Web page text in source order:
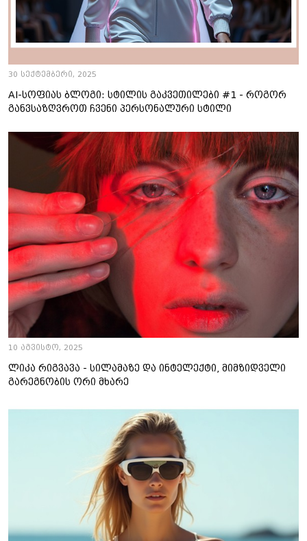
30 სექტემბერი, 2025
AI-სოფიას ბლოგი: სტილის გაკვეთილები #1 - როგორ
განვსაზღვროთ ჩვენი პერსონალური სტილი
10 აგვისტო, 2025
ლიკა რიგვავა - სილამაზე და ინტელექტი, მიმზიდველი
გარეგნობის ორი მხარე